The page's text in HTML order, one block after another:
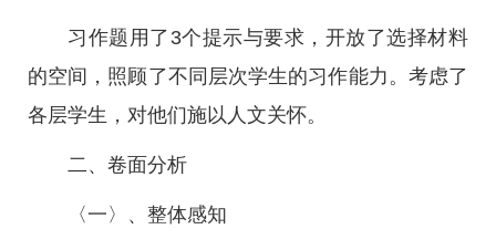
习作题用了3个提示与要求，开放了选择材料
的空间，照顾了不同层次学生的习作能力。考虑了
各层学生，对他们施以人文关怀。
二、卷面分析
〈一〉、整体感知